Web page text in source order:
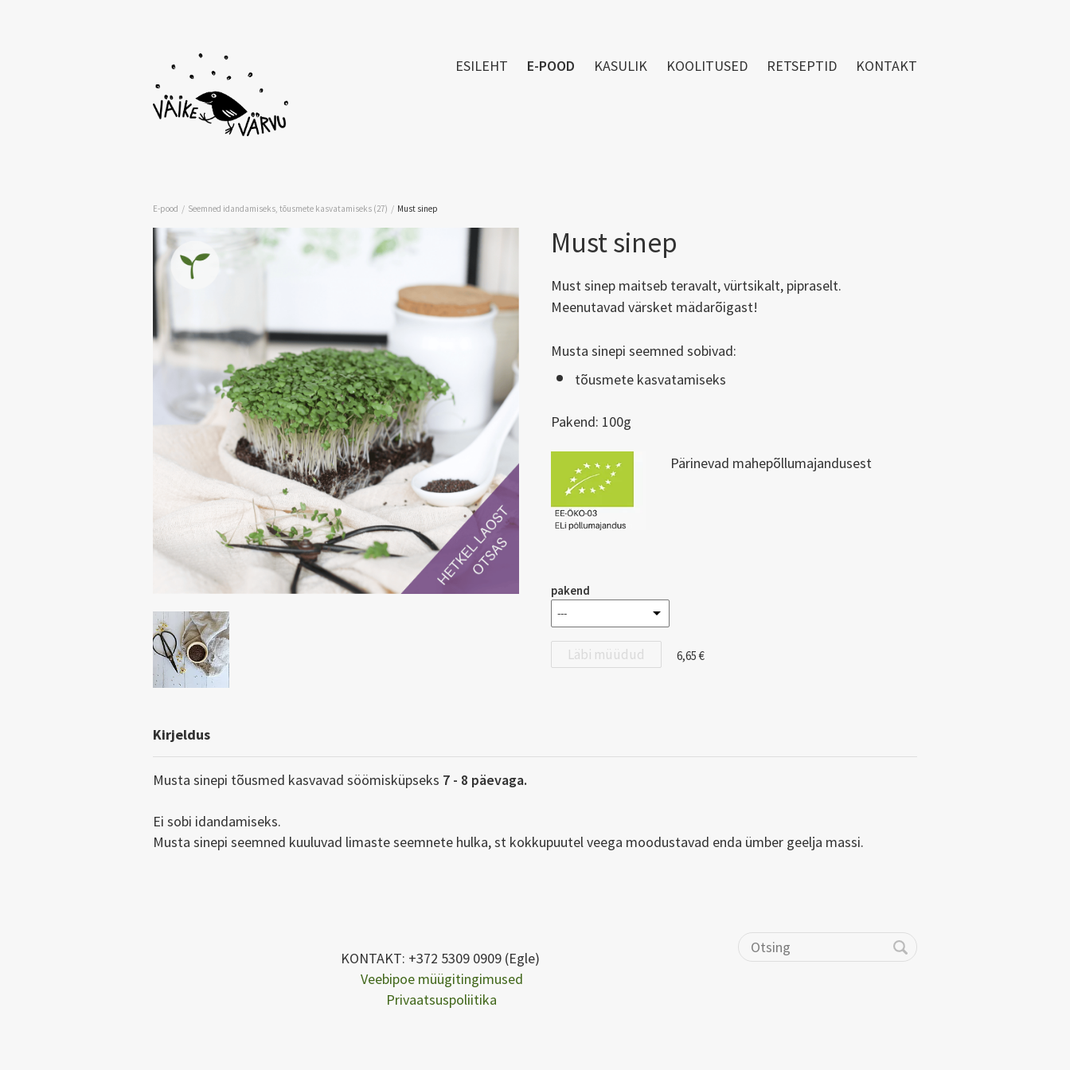
ESILEHT E-POOD KASULIK KOOLITUSED RETSEPTID KONTAKT
E-pood / Seemned idandamiseks, tõusmete kasvatamiseks (27) / Must sinep
Must sinep
Must sinep maitseb teravalt, vürtsikalt, pipraselt.
Meenutavad värsket mädarõigast!
Musta sinepi seemned sobivad:
tõusmete kasvatamiseks
Pakend: 100g
Pärinevad mahepõllumajandusest
pakend
Läbi müüdud 6,65 €
Kirjeldus
Musta sinepi tõusmed kasvavad söömisküpseks 7 - 8 päevaga.
Ei sobi idandamiseks.
Musta sinepi seemned kuuluvad limaste seemnete hulka, st kokkupuutel veega moodustavad enda ümber geelja massi.
KONTAKT: +372 5309 0909 (Egle)
Veebipoe müügitingimused
Privaatsuspoliitika